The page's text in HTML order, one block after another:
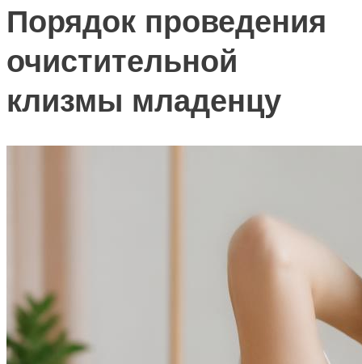
Порядок проведения
очистительной
клизмы младенцу